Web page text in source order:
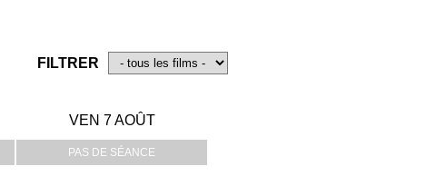
FILTRER
VEN 7 AOÛT
PAS DE SÉANCE